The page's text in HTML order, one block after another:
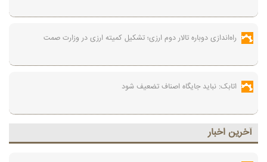
راه‌اندازی دوباره تالار دوم ارزی؛ تشکیل کمیته ارزی در وزارت صمت
اتابک: نباید جایگاه اصناف تضعیف شود
آخرين اخبار